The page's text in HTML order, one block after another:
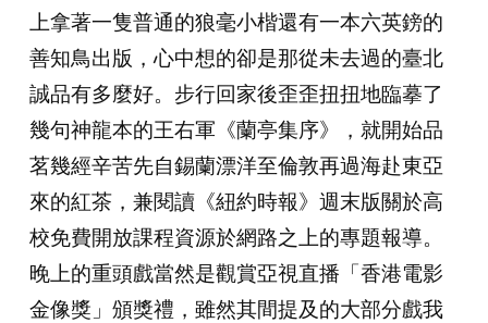
上拿著一隻普通的狼毫小楷還有一本六英鎊的
善知鳥出版，心中想的卻是那從未去過的臺北
誠品有多麼好。步行回家後歪歪扭扭地臨摹了
幾句神龍本的王右軍《蘭亭集序》，就開始品
茗幾經辛苦先自錫蘭漂洋至倫敦再過海赴東亞
來的紅茶，兼閱讀《紐約時報》週末版關於高
校免費開放課程資源於網路之上的專題報導。
晚上的重頭戲當然是觀賞亞視直播「香港電影
金像獎」頒獎禮，雖然其間提及的大部分戲我